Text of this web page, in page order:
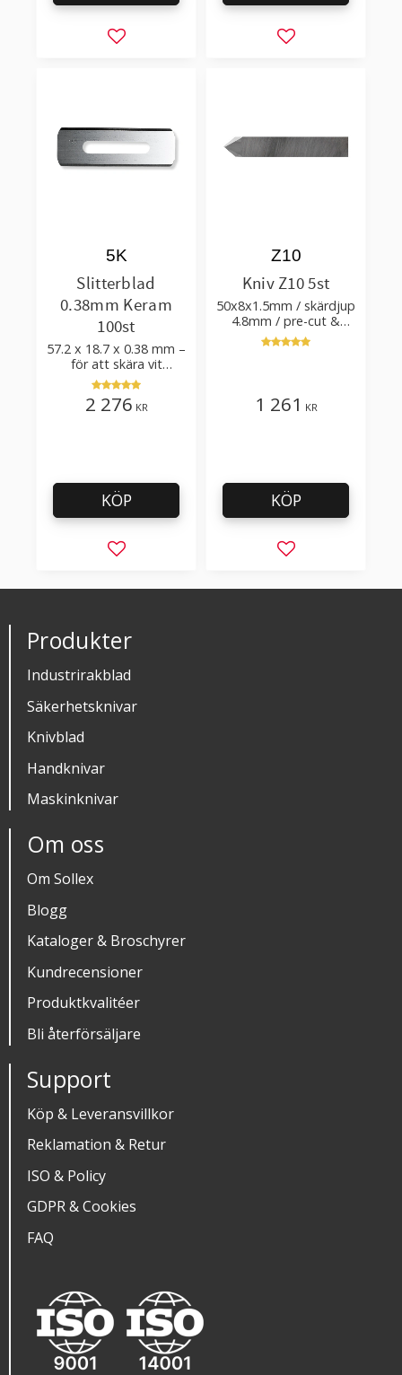
Lägg till i favoriter Lägg till i
Slitterblad
0.38mm Keram
100st
57.2 x 18.7 x 0.38 mm –
för att skära vit
plastfilm med tillsatser
5K
2 276 KR
Lägg till i favoriter
KÖP
Kniv Z10 5st
50x8x1.5mm / skärdjup
4.8mm / pre-cut &
post-cut 0.84xTm /
skärvinkel 50°
Z10
1 261 KR
Lägg till i
KÖP
Produkter
Industrirakblad
Säkerhetsknivar
Knivblad
Handknivar
Maskinknivar
Om oss
Om Sollex
Blogg
Kataloger & Broschyrer
Kundrecensioner
Produktkvalitéer
Bli återförsäljare
Support
Köp & Leveransvillkor
Reklamation & Retur
ISO & Policy
GDPR & Cookies
FAQ